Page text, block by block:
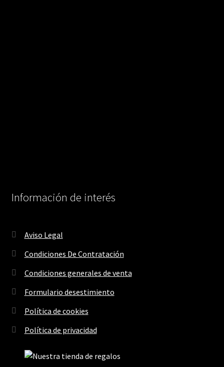
Información de interés
Aviso Legal
Condiciones De Contratación
Condiciones generales de venta
Formulario desestimiento
Política de cookies
Política de privacidad